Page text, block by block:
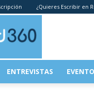
¿Quieres Escribir en
ENTREVISTAS